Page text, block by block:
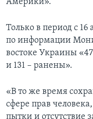
Америки».
Только в период с 16
по информации
востоке Украины
и 131 – ранены».
«В то же время
сфере прав
пытки и отсутствие